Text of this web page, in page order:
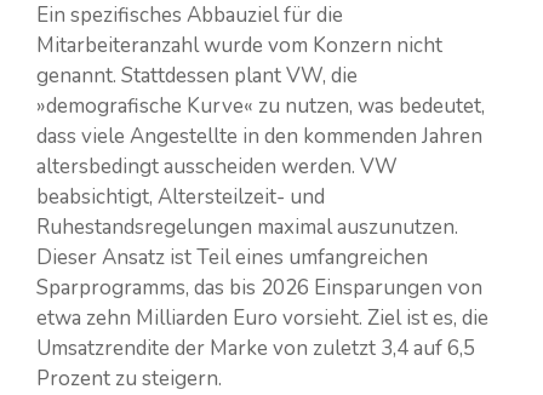
Ein spezifisches Abbauziel für die
Mitarbeiteranzahl wurde vom Konzern nicht
genannt. Stattdessen plant VW, die
»demografische Kurve« zu nutzen, was bedeutet,
dass viele Angestellte in den kommenden Jahren
altersbedingt ausscheiden werden. VW
beabsichtigt, Altersteilzeit- und
Ruhestandsregelungen maximal auszunutzen.
Dieser Ansatz ist Teil eines umfangreichen
Sparprogramms, das bis 2026 Einsparungen von
etwa zehn Milliarden Euro vorsieht. Ziel ist es, die
Umsatzrendite der Marke von zuletzt 3,4 auf 6,5
Prozent zu steigern​​.